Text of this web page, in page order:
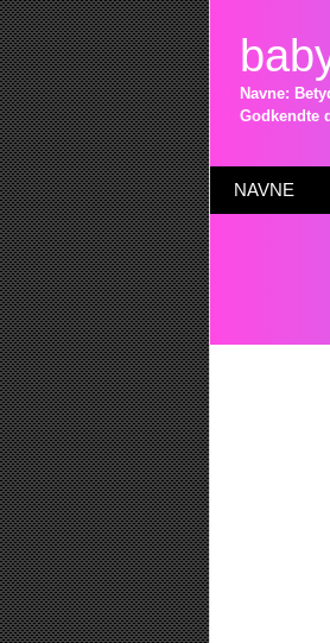
Navne:
Godkendte
NAVNE